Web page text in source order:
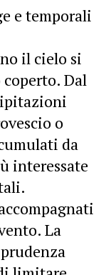
e temporali
il cielo si
Dal
o
da
interessate
La